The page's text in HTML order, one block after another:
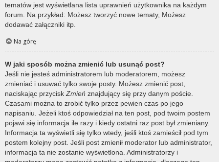
tematów jest wyświetlana lista uprawnień użytkownika na każdym
forum. Na przykład: Możesz tworzyć nowe tematy, Możesz
dodawać załączniki itp.
Na górę
W jaki sposób można zmienić lub usunąć post?
Jeśli nie jesteś administratorem lub moderatorem, możesz
zmieniać i usuwać tylko swoje posty. Możesz zmienić post,
naciskając przycisk Zmień znajdujący się przy danym poście.
Czasami można to zrobić tylko przez pewien czas po jego
napisaniu. Jeżeli ktoś odpowiedział na ten post, pod twoim postem
pojawi się informacja ile razy i kiedy ostatni raz post był zmieniany.
Informacja ta wyświetli się tylko wtedy, jeśli ktoś zamieścił pod tym
postem kolejny post. Jeśli post zmienił moderator lub administrator,
informacja ta nie zostanie wyświetlona. Administratorzy i